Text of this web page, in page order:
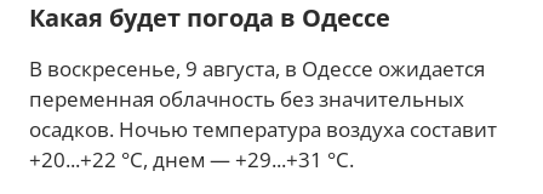
Какая будет погода в Одессе
В воскресенье, 9 августа, в Одессе ожидается
переменная облачность без значительных
осадков. Ночью температура воздуха составит
+20...+22 °C, днем — +29...+31 °C.